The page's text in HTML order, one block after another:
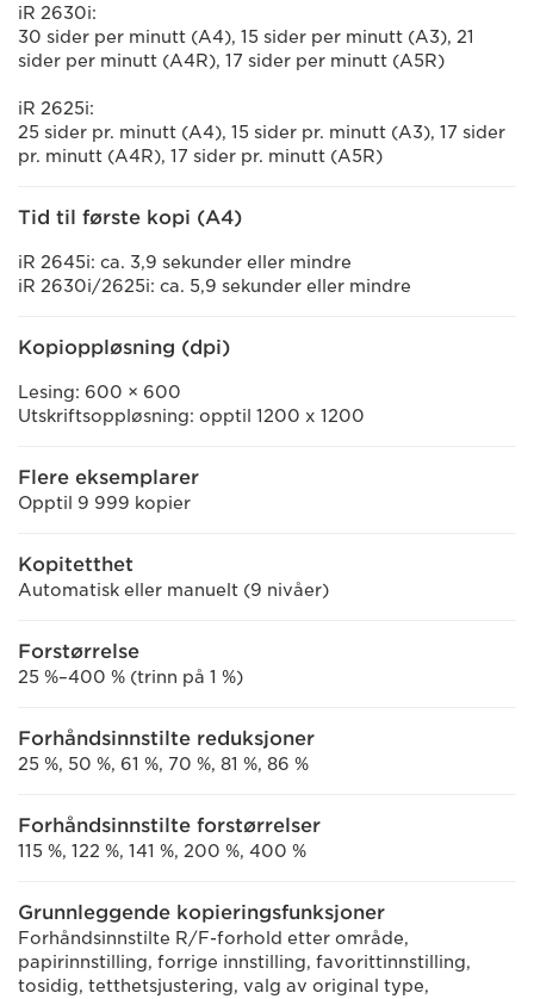
iR 2630i:
30 sider per minutt (A4), 15 sider per minutt (A3), 21
sider per minutt (A4R), 17 sider per minutt (A5R)
iR 2625i:
25 sider pr. minutt (A4), 15 sider pr. minutt (A3), 17 sider
pr. minutt (A4R), 17 sider pr. minutt (A5R)
Tid til første kopi (A4)
iR 2645i: ca. 3,9 sekunder eller mindre
iR 2630i/2625i: ca. 5,9 sekunder eller mindre
Kopioppløsning (dpi)
Lesing: 600 × 600
Utskriftsoppløsning: opptil 1200 x 1200
Flere eksemplarer
Opptil 9 999 kopier
Kopitetthet
Automatisk eller manuelt (9 nivåer)
Forstørrelse
25 %–400 % (trinn på 1 %)
Forhåndsinnstilte reduksjoner
25 %, 50 %, 61 %, 70 %, 81 %, 86 %
Forhåndsinnstilte forstørrelser
115 %, 122 %, 141 %, 200 %, 400 %
Grunnleggende kopieringsfunksjoner
Forhåndsinnstilte R/F-forhold etter område,
papirinnstilling, forrige innstilling, favorittinnstilling,
tosidig, tetthetsjustering, valg av original type,